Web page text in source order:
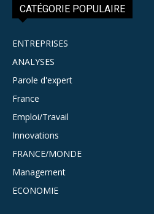
CATÉGORIE POPULAIRE
ENTREPRISES
ANALYSES
Parole d'expert
France
Emploi/Travail
Innovations
FRANCE/MONDE
Management
ECONOMIE